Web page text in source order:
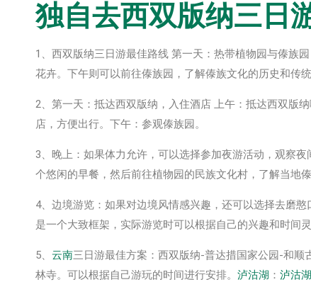
独自去西双版纳三日
1、西双版纳三日游最佳路线 第一天：热带植物园与傣族
花卉。下午则可以前往傣族园，了解傣族文化的历史和传
2、第一天：抵达西双版纳，入住酒店 上午：抵达西双版
店，方便出行。下午：参观傣族园。
3、晚上：如果体力允许，可以选择参加夜游活动，观察
个悠闲的早餐，然后前往植物园的民族文化村，了解当地
4、边境游览：如果对边境风情感兴趣，还可以选择去磨
是一个大致框架，实际游览时可以根据自己的兴趣和时间灵
5、 云南三日游最佳方案：西双版纳-普达措国家公园-和顺
林寺。可以根据自己游玩的时间进行安排。 泸沽湖 ： 泸沽湖